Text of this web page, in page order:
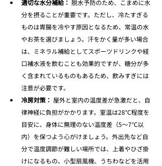
適切な水分補給： 脱水予防のため、こまめに水
分を摂ることが重要です。ただし、冷たすぎる
ものは胃腸を冷やす原因となるため、常温の水
やお茶を選びましょう。汗をかく量が多い場合
は、ミネラル補給としてスポーツドリンクや経
口補水液を飲むことも効果的ですが、糖分が多
く含まれているものもあるため、飲みすぎには
注意が必要です。
冷房対策： 屋外と室内の温度差が急激だと、自
律神経に負担がかかります。室温は28℃程度を
目安に、身体に無理のない温度差（5～7℃以
内）を保つよう心がけましょう。外出先など自
分で温度調節が難しい場所では、上着やひざ掛
けになるもの、小型扇風機、うちわなどを活用